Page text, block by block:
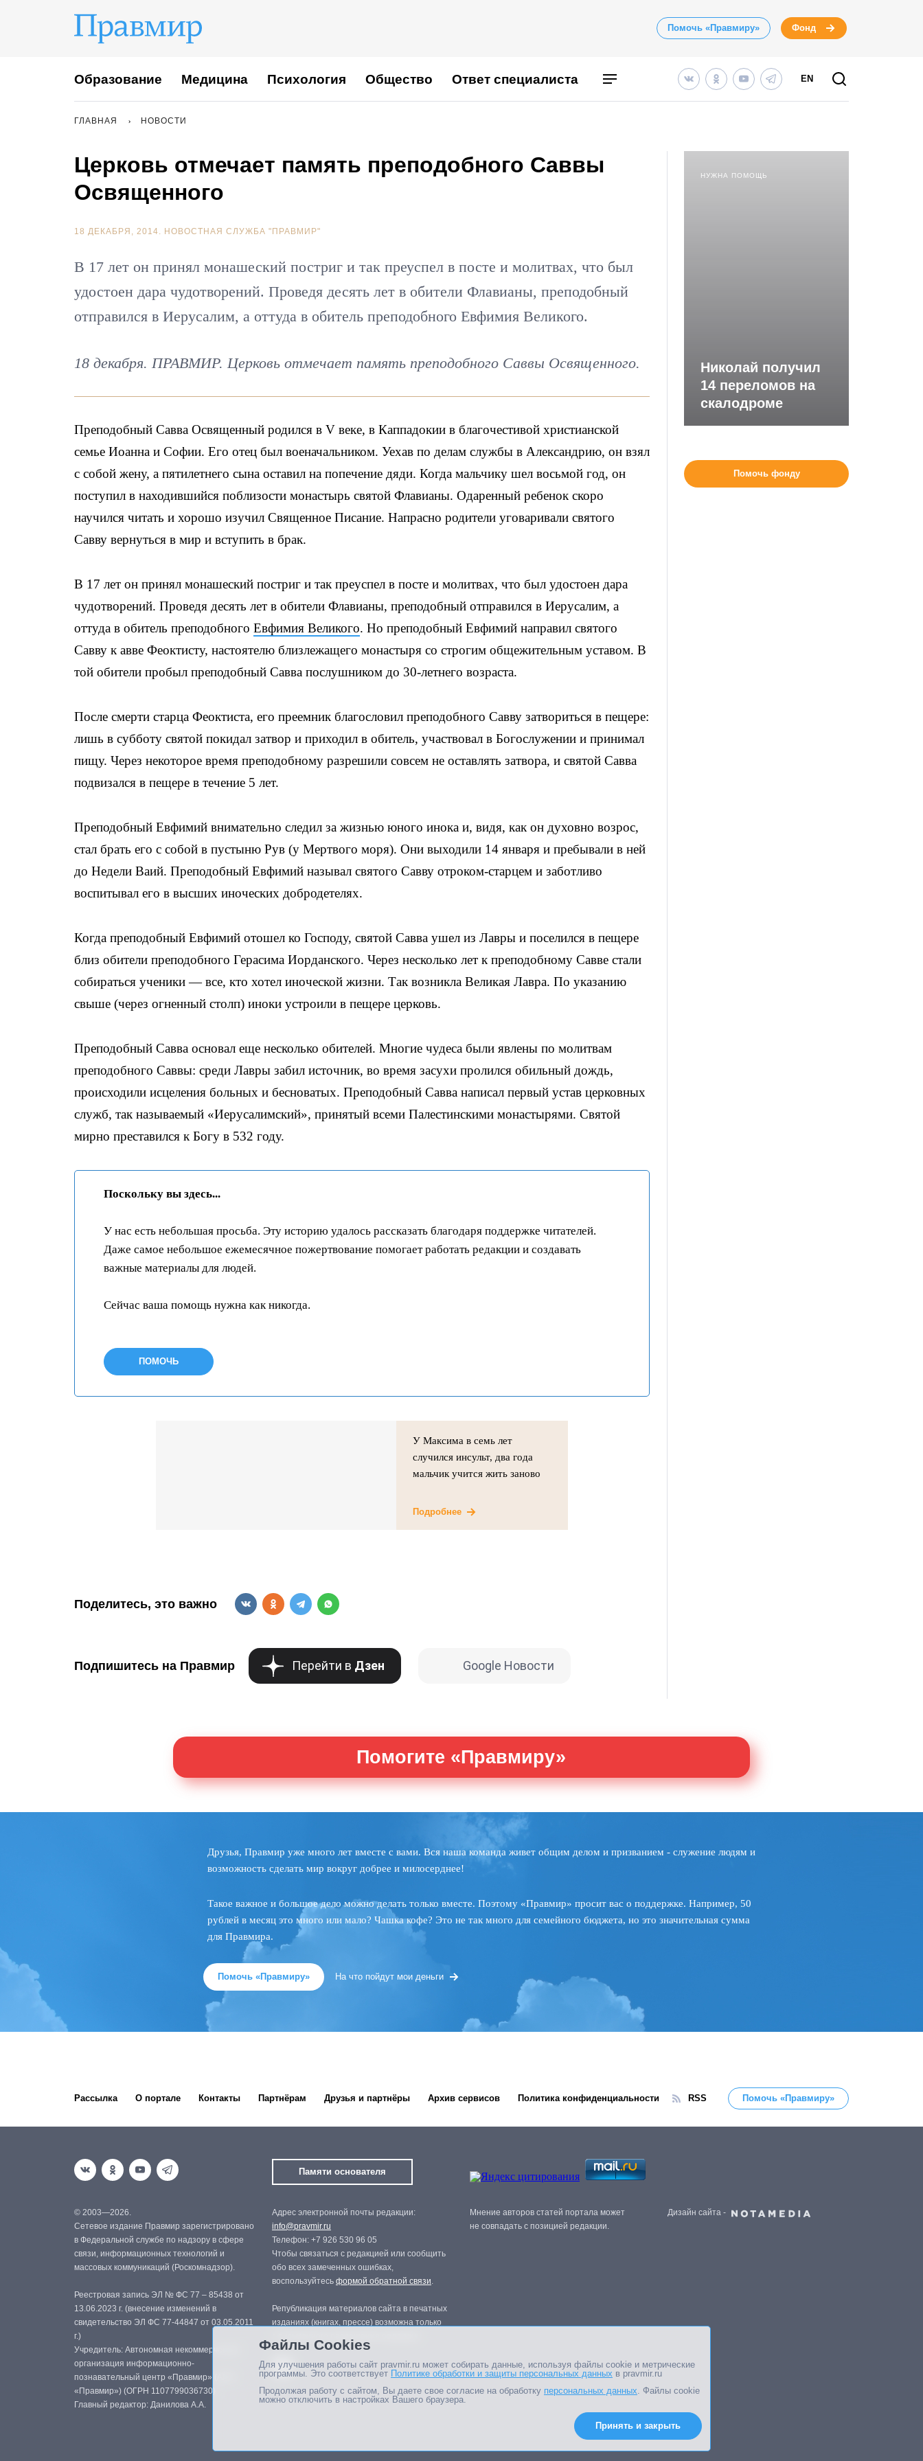
Помочь «Правмиру» Фонд
Образование Медицина Психология Общество Ответ специалиста EN
ГЛАВНАЯ НОВОСТИ
Церковь отмечает память преподобного Саввы
Освященного
18 ДЕКАБРЯ, 2014. НОВОСТНАЯ СЛУЖБА "ПРАВМИР"
В 17 лет он принял монашеский постриг и так преуспел в посте и молитвах, что был
удостоен дара чудотворений. Проведя десять лет в обители Флавианы, преподобный
отправился в Иерусалим, а оттуда в обитель преподобного Евфимия Великого.
18 декабря. ПРАВМИР. Церковь отмечает память преподобного Саввы Освященного.
Преподобный Савва Освященный родился в V веке, в Каппадокии в благочестивой христианской
семье Иоанна и Софии. Его отец был военачальником. Уехав по делам службы в Александрию, он взял
с собой жену, а пятилетнего сына оставил на попечение дяди. Когда мальчику шел восьмой год, он
поступил в находившийся поблизости монастырь святой Флавианы. Одаренный ребенок скоро
научился читать и хорошо изучил Священное Писание. Напрасно родители уговаривали святого
Савву вернуться в мир и вступить в брак.
В 17 лет он принял монашеский постриг и так преуспел в посте и молитвах, что был удостоен дара
чудотворений. Проведя десять лет в обители Флавианы, преподобный отправился в Иерусалим, а
оттуда в обитель преподобного Евфимия Великого. Но преподобный Евфимий направил святого
Савву к авве Феоктисту, настоятелю близлежащего монастыря со строгим общежительным уставом. В
той обители пробыл преподобный Савва послушником до 30-летнего возраста.
После смерти старца Феоктиста, его преемник благословил преподобного Савву затвориться в пещере:
лишь в субботу святой покидал затвор и приходил в обитель, участвовал в Богослужении и принимал
пищу. Через некоторое время преподобному разрешили совсем не оставлять затвора, и святой Савва
подвизался в пещере в течение 5 лет.
Преподобный Евфимий внимательно следил за жизнью юного инока и, видя, как он духовно возрос,
стал брать его с собой в пустыню Рув (у Мертвого моря). Они выходили 14 января и пребывали в ней
до Недели Ваий. Преподобный Евфимий называл святого Савву отроком-старцем и заботливо
воспитывал его в высших иноческих добродетелях.
Когда преподобный Евфимий отошел ко Господу, святой Савва ушел из Лавры и поселился в пещере
близ обители преподобного Герасима Иорданского. Через несколько лет к преподобному Савве стали
собираться ученики — все, кто хотел иноческой жизни. Так возникла Великая Лавра. По указанию
свыше (через огненный столп) иноки устроили в пещере церковь.
Преподобный Савва основал еще несколько обителей. Многие чудеса были явлены по молитвам
преподобного Саввы: среди Лавры забил источник, во время засухи пролился обильный дождь,
происходили исцеления больных и бесноватых. Преподобный Савва написал первый устав церковных
служб, так называемый «Иерусалимский», принятый всеми Палестинскими монастырями. Святой
мирно преставился к Богу в 532 году.
Поскольку вы здесь...
У нас есть небольшая просьба. Эту историю удалось рассказать благодаря поддержке читателей.
Даже самое небольшое ежемесячное пожертвование помогает работать редакции и создавать
важные материалы для людей.
Сейчас ваша помощь нужна как никогда.
ПОМОЧЬ
У Максима в семь лет
случился инсульт, два года
мальчик учится жить заново
Подробнее
Поделитесь, это важно
Подпишитесь на Правмир Перейти в Дзен Google Новости
НУЖНА ПОМОЩЬ
Николай получил
14 переломов на
скалодроме
Помочь фонду
Помогите «Правмиру»
Друзья, Правмир уже много лет вместе с вами. Вся наша команда живет общим делом и призванием - служение людям и
возможность сделать мир вокруг добрее и милосерднее!
Такое важное и большое дело можно делать только вместе. Поэтому «Правмир» просит вас о поддержке. Например, 50
рублей в месяц это много или мало? Чашка кофе? Это не так много для семейного бюджета, но это значительная сумма
для Правмира.
Помочь «Правмиру» На что пойдут мои деньги
Рассылка О портале Контакты Партнёрам Друзья и партнёры Архив сервисов Политика конфиденциальности RSS Помочь «Правмиру»
Памяти основателя
© 2003—2026.
Сетевое издание Правмир зарегистрировано
в Федеральной службе по надзору в сфере
связи, информационных технологий и
массовых коммуникаций (Роскомнадзор).
Реестровая запись ЭЛ № ФС 77 – 85438 от
13.06.2023 г. (внесение изменений в
свидетельство ЭЛ ФС 77-44847 от 03.05.2011
г.)
Учредитель: Автономная некоммерческая
организация информационно-
познавательный центр «Правмир» (АНО
«Правмир») (ОГРН 1107799036730)
Главный редактор: Данилова А.А.
Адрес электронной почты редакции:
info@pravmir.ru
Телефон: +7 926 530 96 05
Чтобы связаться с редакцией или сообщить
обо всех замеченных ошибках,
воспользуйтесь формой обратной связи.
Републикация материалов сайта в печатных
изданиях (книгах, прессе) возможна только
Мнение авторов статей портала может
не совпадать с позицией редакции.
Дизайн сайта -
Файлы Cookies
Для улучшения работы сайт pravmir.ru может собирать данные, используя файлы cookie и метрические
программы. Это соответствует Политике обработки и защиты персональных данных в pravmir.ru
Продолжая работу с сайтом, Вы даете свое согласие на обработку персональных данных. Файлы cookie
можно отключить в настройках Вашего браузера.
Принять и закрыть